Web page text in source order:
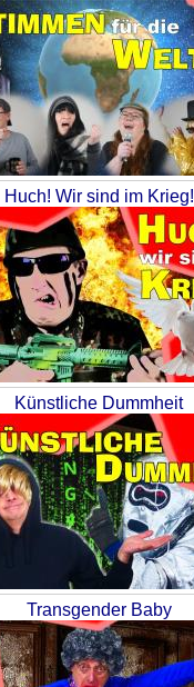
Huch! Wir sind im Krieg!
Künstliche Dummheit
Transgender Baby